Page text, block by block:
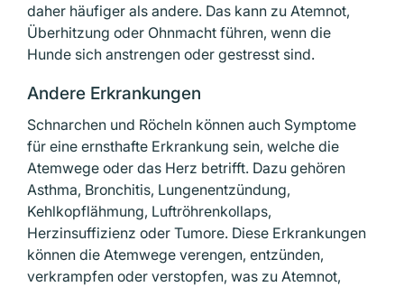
daher häufiger als andere. Das kann zu Atemnot,
Überhitzung oder Ohnmacht führen, wenn die
Hunde sich anstrengen oder gestresst sind.
Andere Erkrankungen
Schnarchen und Röcheln können auch Symptome
für eine ernsthafte Erkrankung sein, welche die
Atemwege oder das Herz betrifft. Dazu gehören
Asthma, Bronchitis, Lungenentzündung,
Kehlkopflähmung, Luftröhrenkollaps,
Herzinsuffizienz oder Tumore. Diese Erkrankungen
können die Atemwege verengen, entzünden,
verkrampfen oder verstopfen, was zu Atemnot,